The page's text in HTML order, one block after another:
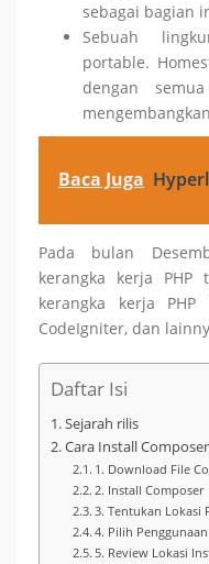
sebagai bagian
Sebuah
portable.
dengan
Baca Juga
Pada bulan
kerangka kerja
kerangka kerja
CodeIgniter, dan
Daftar Isi
Sejarah rilis
Cara Install
1. Download File
2. Install Composer
3. Tentukan Lokasi
4. Pilih
5. Review Lokasi